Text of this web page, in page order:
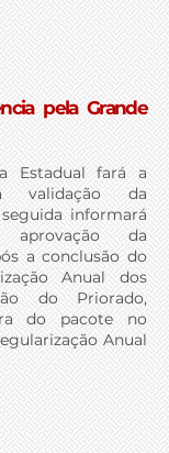
pela Grande
Estadual fará a
validação da
informará
da
a conclusão do
Anual dos
do Priorado,
do pacote no
Anual